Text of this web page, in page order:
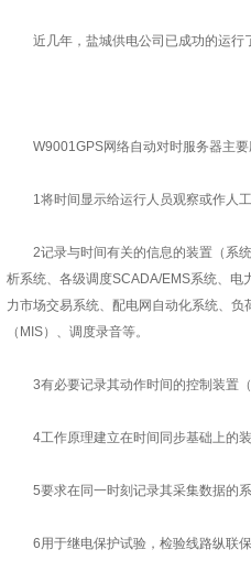
近几年，盐城供电公司已成功的运行
W9001GPS网络自动对时服务器主要
1将时间显示给运行人员观察或作人工
2记录与时间有关的信息的装置（系统
析系统、各级调度SCADA/EMS系统、电
力市场交易系统、配电网自动化系统、
（MIS）、调度录音等。
3有必要记录其动作时间的控制装置（
4工作原理建立在时间同步基础上的装
5要求在同一时刻记录其采集数据的系
6用于继电保护试验，检验线路纵联保